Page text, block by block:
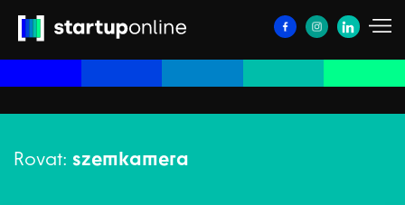
Rovat: szemkamera